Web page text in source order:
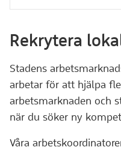
Rekrytera
Stadens
arbetar för att hjälpa
arbetsmarknaden och
när du söker ny
Våra